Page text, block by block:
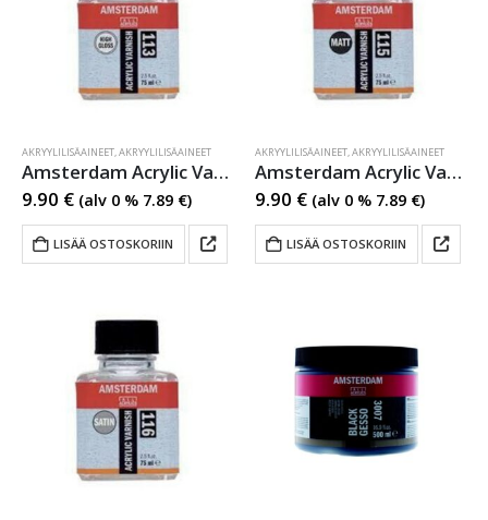
AKRYYLILISÄAINEET,AKRYYLILISÄAINEET
Amsterdam Acrylic Varnish High Gloss
9.90 € (alv 0 % 7.89 €)
LISÄÄ OSTOSKORIIN
AKRYYLILISÄAINEET,AKRYYLILISÄAINEET
Amsterdam Acrylic Varnish Matt
9.90 € (alv 0 % 7.89 €)
LISÄÄ OSTOSKORIIN